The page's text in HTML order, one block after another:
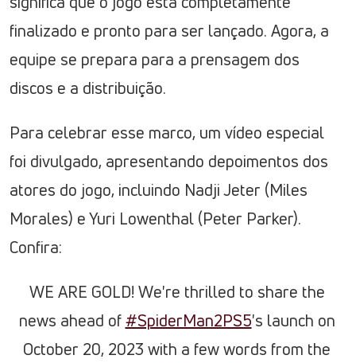
finalizado e pronto para ser lançado. Agora, a
equipe se prepara para a prensagem dos
discos e a distribuição.
Para celebrar esse marco, um vídeo especial
foi divulgado, apresentando depoimentos dos
atores do jogo, incluindo Nadji Jeter (Miles
Morales) e Yuri Lowenthal (Peter Parker).
Confira:
WE ARE GOLD! We're thrilled to share the
news ahead of#SpiderMan2PS5's launch on
October 20, 2023 with a few words from the